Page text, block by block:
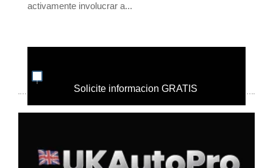
activamente involucrar a...
Solicite informacion GRATIS